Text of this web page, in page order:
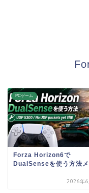
PCゲーム
Forza Horizon6で
DualSenseを使う方法
2026年6